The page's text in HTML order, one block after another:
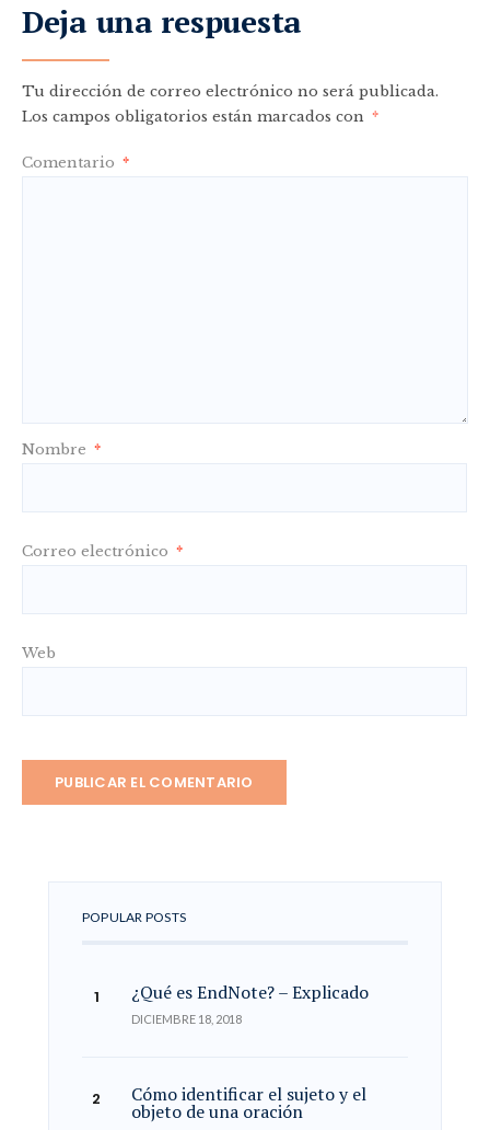
Deja una respuesta
Tu dirección de correo electrónico no será publicada.
Los campos obligatorios están marcados con *
Comentario *
Nombre *
Correo electrónico *
Web
POPULAR POSTS
¿Qué es EndNote? – Explicado
DICIEMBRE 18, 2018
Cómo identificar el sujeto y el
objeto de una oración